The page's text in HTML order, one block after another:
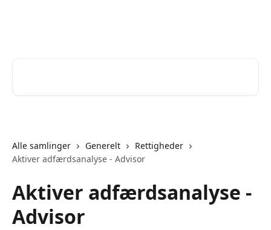
Alle samlinger Generelt
Rettigheder
Aktiver adfærdsanalyse - Advisor
Aktiver adfærdsanalyse -
Advisor